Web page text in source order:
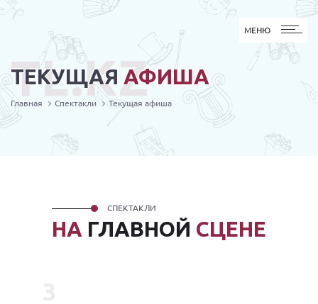
МЕНЮ
МЕНЮ
ТЕКУЩАЯ АФИША
TL.KZ
Главная Спектакли Текущая афиша
НА ГЛАВНОЙ СЦЕНЕ
СПЕКТАКЛИ